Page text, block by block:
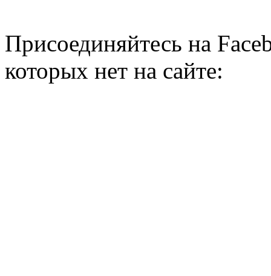
Присоединяйтесь на
которых нет на сайте: